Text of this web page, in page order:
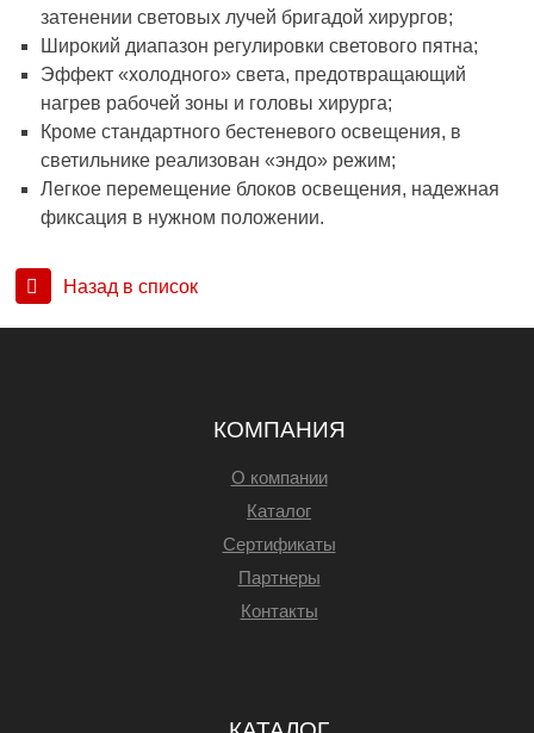
затенении световых лучей бригадой хирургов;
Широкий диапазон регулировки светового пятна;
Эффект «холодного» света, предотвращающий
нагрев рабочей зоны и головы хирурга;
Кроме стандартного бестеневого освещения, в
светильнике реализован «эндо» режим;
Легкое перемещение блоков освещения, надежная
фиксация в нужном положении.
Назад в список
КОМПАНИЯ
О компании
Каталог
Сертификаты
Партнеры
Контакты